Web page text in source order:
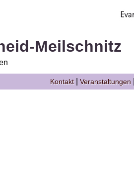
Meilschnitz
Kontakt| Veranstaltungen